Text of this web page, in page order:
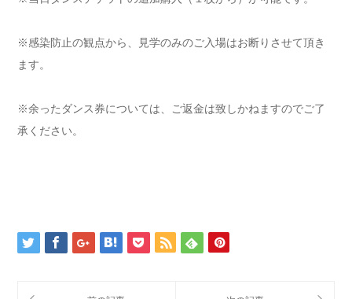
※感染防止の観点から、見学のみのご入場はお断りさせて頂き
ます。
※余ったダンス券については、ご返金は致しかねますのでご了
承ください。